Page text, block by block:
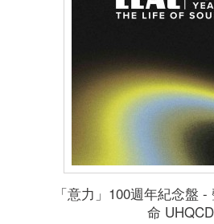
「意力」100週年紀念盤
命 UHQCD